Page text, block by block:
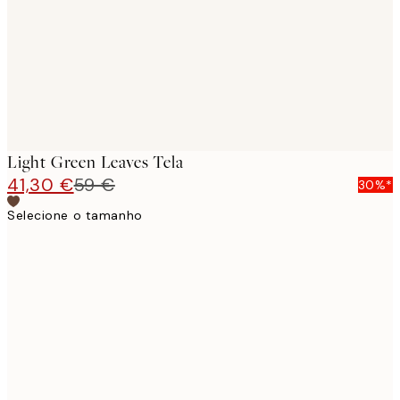
Light Green Leaves Tela
41,30 €59 €
30%*
Selecione o tamanho